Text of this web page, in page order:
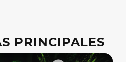
PRINCIPALES